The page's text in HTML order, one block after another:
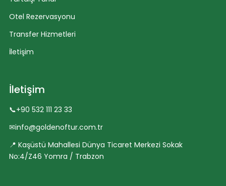
Otel Rezervasyonu
Transfer Hizmetleri
İletişim
İletişim
📞+90 532 111 23 33
✉info@goldenoftur.com.tr
📍 Kaşüstü Mahallesi Dünya Ticaret Merkezi Sokak
No:4/Z46 Yomra / Trabzon